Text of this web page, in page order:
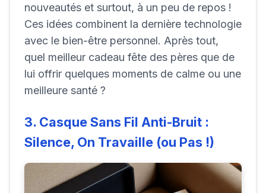
nouveautés et surtout, à un peu de repos !
Ces idées combinent la dernière technologie
avec le bien-être personnel. Après tout,
quel meilleur cadeau fête des pères que de
lui offrir quelques moments de calme ou une
meilleure santé ?
3. Casque Sans Fil Anti-Bruit :
Silence, On Travaille (ou Pas !)